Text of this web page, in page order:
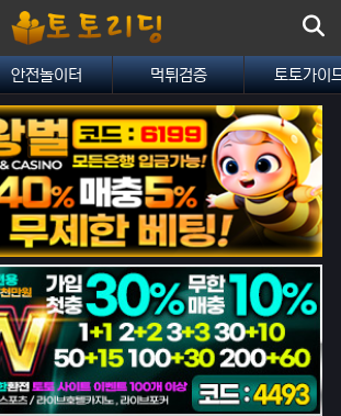
안전놀이터 먹튀검증 토토가이